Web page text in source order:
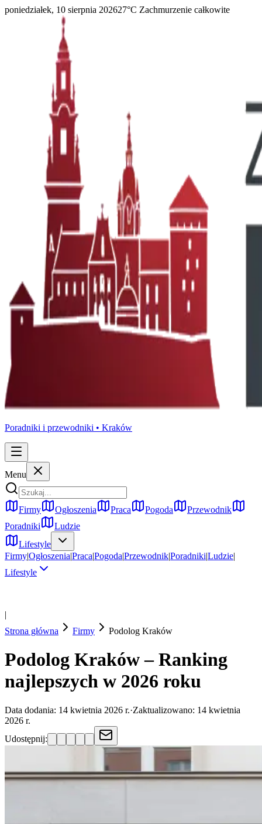
poniedziałek, 10 sierpnia 202627°C Zachmurzenie całkowite
Poradniki i przewodniki • Kraków
Menu
Firmy Ogłoszenia Praca Pogoda
Przewodnik
Poradniki
Ludzie
Lifestyle
Firmy|Ogłoszenia|Praca|Pogoda|Przewodnik|Poradniki|Ludzie|
Lifestyle
|
Strona główna
Firmy Podolog Kraków
Podolog Kraków – Ranking
najlepszych w 2026 roku
Data dodania: 14 kwietnia 2026 r.·Zaktualizowano: 14 kwietnia
2026 r.
Udostępnij: